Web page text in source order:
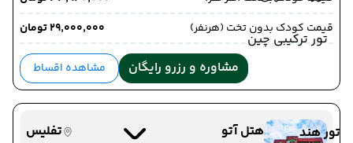
تور ترکیبی چین
تور هند
قیمت کودک بدون تخت (هرنفر)
۲۹٬۰۰۰٬۰۰۰ تومان
مشاوره و رزرو رایگان مشاهده اقساط
هتل آتو تفلیس